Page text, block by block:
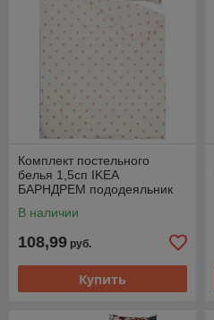
Комплект постельного
белья 1,5сп IKEA
БАРНДРЕМ пододеяльник
сердечки белый розовый
В наличии
108,99 руб.
Купить